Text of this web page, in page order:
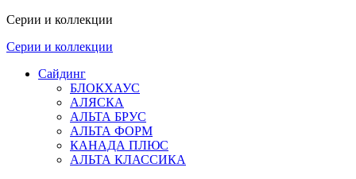
Серии и коллекции
Серии и коллекции
Сайдинг
БЛОКХАУС
АЛЯСКА
АЛЬТА БРУС
АЛЬТА ФОРМ
КАНАДА ПЛЮС
АЛЬТА КЛАССИКА